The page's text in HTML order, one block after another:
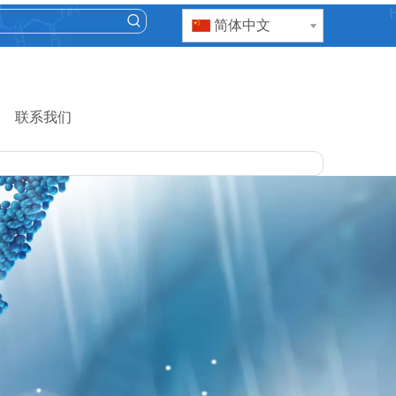
简体中文
联系我们